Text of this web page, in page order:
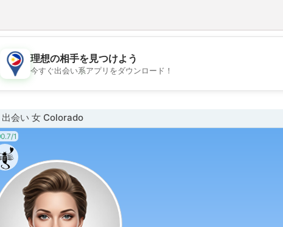
💖
💕
理想の相手を見つけよう
今すぐ出会い系アプリをダウンロード！
出会い 女 Colorado
0.7/1